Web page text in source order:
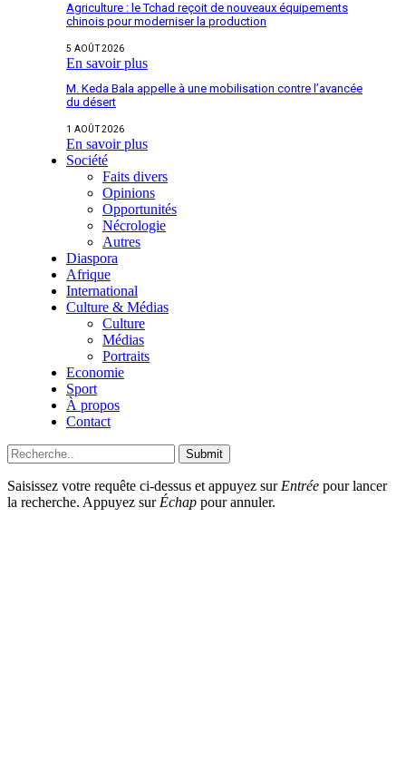
Agriculture : le Tchad reçoit de nouveaux équipements
chinois pour moderniser la production
5 AOÛT 2026
En savoir plus
M. Keda Bala appelle à une mobilisation contre l’avancée
du désert
1 AOÛT 2026
En savoir plus
Société
Faits divers
Opinions
Opportunités
Nécrologie
Autres
Diaspora
Afrique
International
Culture & Médias
Culture
Médias
Portraits
Economie
Sport
À propos
Contact
Submit
Saisissez votre requête ci-dessus et appuyez sur Entrée pour lancer
la recherche. Appuyez sur Échap pour annuler.